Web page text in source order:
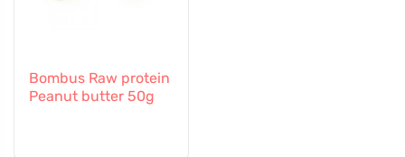
Bombus Raw protein
Peanut butter 50g